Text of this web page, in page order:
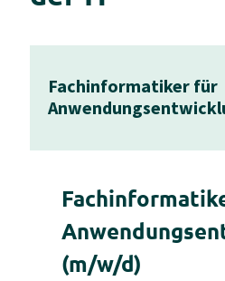
Fachinformatiker für
(m/w/d)